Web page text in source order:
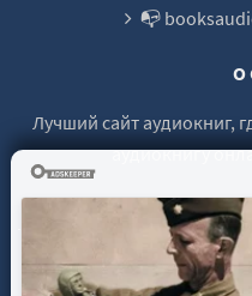
33
34
📭
О
Лучший сайт аудиокниг,
аудиокнигу
© 2021 - 2026